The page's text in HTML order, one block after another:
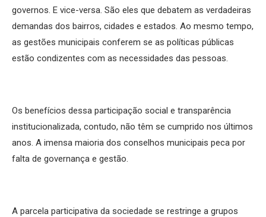
governos. E vice-versa. São eles que debatem as verdadeiras
demandas dos bairros, cidades e estados. Ao mesmo tempo,
as gestões municipais conferem se as políticas públicas
estão condizentes com as necessidades das pessoas.
Os benefícios dessa participação social e transparência
institucionalizada, contudo, não têm se cumprido nos últimos
anos. A imensa maioria dos conselhos municipais peca por
falta de governança e gestão.
A parcela participativa da sociedade se restringe a grupos